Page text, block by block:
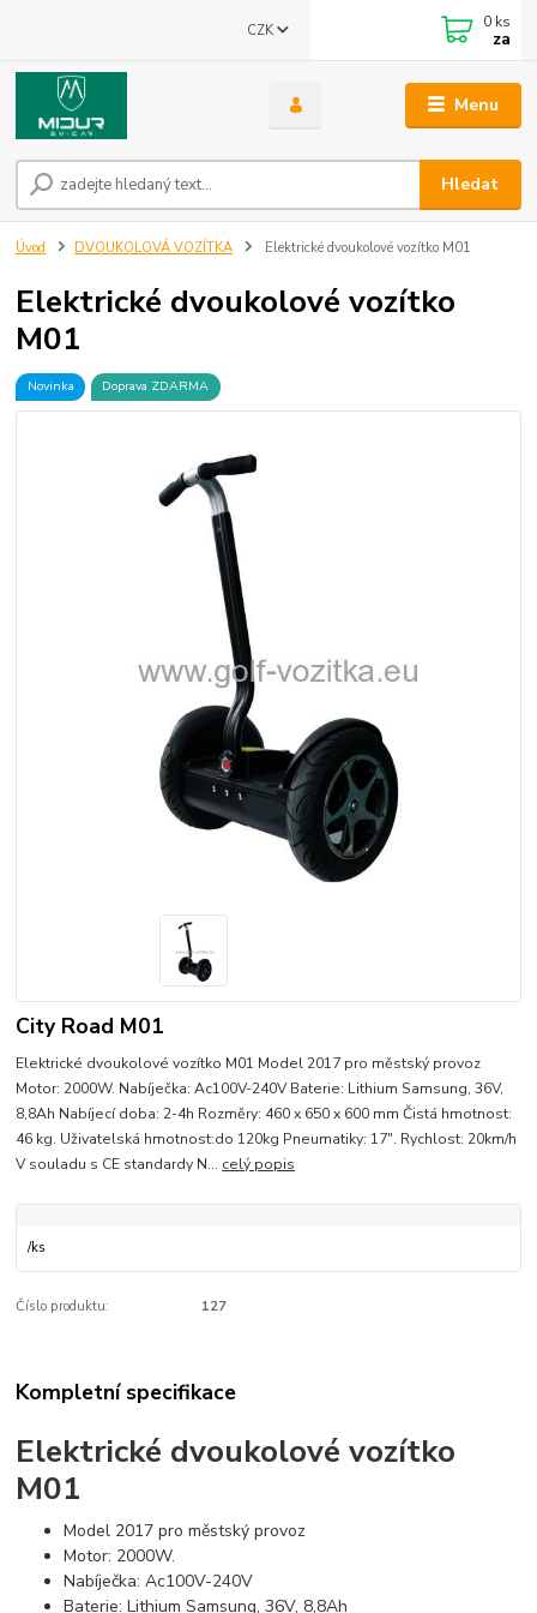
Menu
CZK
Hledat
0 ks
za
Úvod DVOUKOLOVÁ VOZÍTKA Elektrické dvoukolové vozítko M01
Elektrické dvoukolové vozítko
M01
Novinka Doprava ZDARMA
City Road M01
Elektrické dvoukolové vozítko M01 Model 2017 pro městský provoz
Motor: 2000W. Nabíječka: Ac100V-240V Baterie: Lithium Samsung, 36V,
8,8Ah Nabíjecí doba: 2-4h Rozměry: 460 x 650 x 600 mm Čistá hmotnost:
46 kg. Uživatelská hmotnost:do 120kg Pneumatiky: 17". Rychlost: 20km/h
V souladu s CE standardy N... celý popis
/ks
Číslo produktu: 127
Kompletní specifikace
Elektrické dvoukolové vozítko
M01
Model 2017 pro městský provoz
Motor: 2000W.
Nabíječka: Ac100V-240V
Baterie: Lithium Samsung, 36V, 8,8Ah